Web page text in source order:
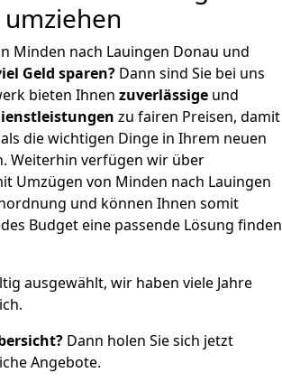
Minden nach Lauingen Donau und
Geld sparen? Dann sind Sie bei uns
bieten Ihnen zuverlässige und
zu fairen Preisen, damit
die wichtigen Dinge in Ihrem neuen
Weiterhin verfügen wir über
Umzügen von Minden nach Lauingen
und können Ihnen somit
Budget eine passende Lösung finden
ausgewählt, wir haben viele Jahre
Dann holen Sie sich jetzt
Angebote.